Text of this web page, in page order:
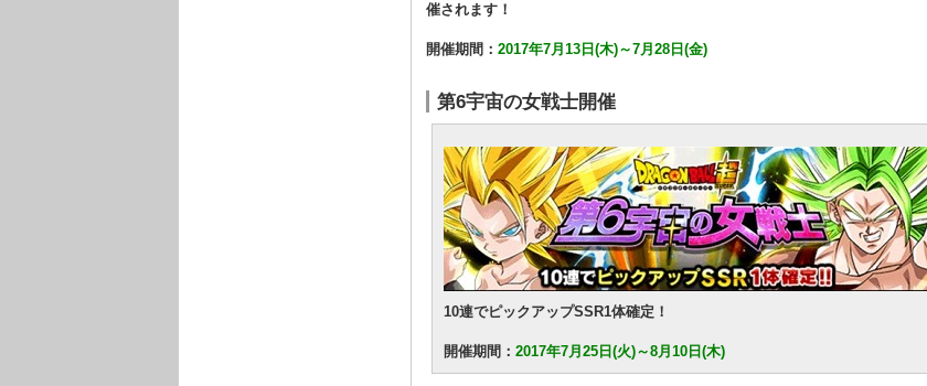
催されます！
開催期間： 2017年7月13日(木)～7月28日(金)
第6宇宙の女戦士開催
10連でピックアップSSR1体確定！
開催期間： 2017年7月25日(火)～8月10日(木)